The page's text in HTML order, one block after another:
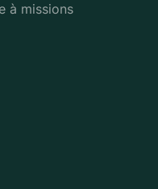
à missions